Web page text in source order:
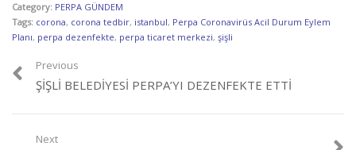
Category: PERPA GÜNDEM
Tags: corona, corona tedbir, istanbul, Perpa Coronavirüs Acil Durum Eylem
Planı, perpa dezenfekte, perpa ticaret merkezi, şişli
Previous
ŞIŞLI BELEDIYESI PERPA’YI DEZENFEKTE ETTI
Next